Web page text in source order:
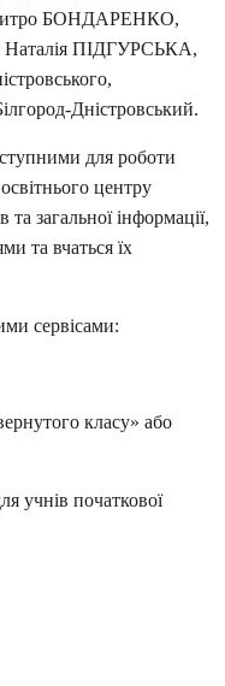
БОНДАРЕНКО,
Наталія ПІДГУРСЬКА,
Дністровський.
для роботи
центру
загальної інформації,
та вчаться їх
сервісами:
класу» або
учнів початкової